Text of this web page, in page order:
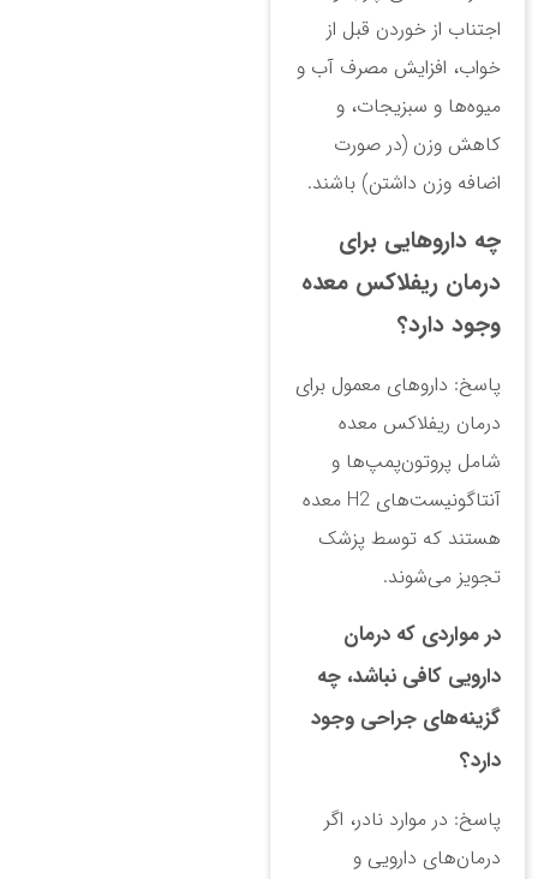
اجتناب از خوردن قبل از
خواب، افزایش مصرف آب و
میوه‌ها و سبزیجات، و
کاهش وزن (در صورت
اضافه وزن داشتن) باشند.
چه داروهایی برای
درمان ریفلاکس معده
وجود دارد؟
پاسخ: داروهای معمول برای
درمان ریفلاکس معده
شامل پروتون‌پمپ‌ها و
آنتاگونیست‌های H2 معده
هستند که توسط پزشک
تجویز می‌شوند.
در مواردی که درمان
دارویی کافی نباشد، چه
گزینه‌های جراحی وجود
دارد؟
پاسخ: در موارد نادر، اگر
درمان‌های دارویی و